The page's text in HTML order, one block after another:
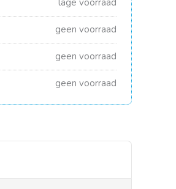
geen voorraad
geen voorraad
geen voorraad